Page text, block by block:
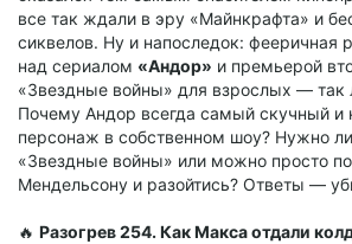
все так ждали в эру «Майнкрафта» и
сиквелов. Ну и напоследок: фееричная
над сериалом «Андор» и премьерой
«Звездные войны» для взрослых — так
Почему Андор всегда самый скучный и
персонаж в собственном шоу? Нужно
«Звездные войны» или можно просто
Мендельсону и разойтись? Ответы —
🔥 Разогрев 254. Как Макса отдали